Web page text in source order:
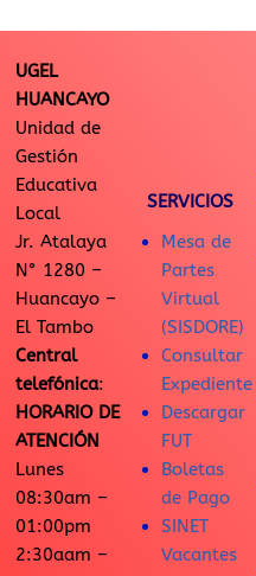
UGEL
HUANCAYO
Unidad de
Gestión
Educativa
Local
Jr. Atalaya
N° 1280 –
Huancayo –
El Tambo
Central
telefónica:
HORARIO DE
ATENCIÓN
Lunes
08:30am –
01:00pm
2:30aam –
SERVICIOS
Mesa de
Partes
Virtual
(SISDORE)
Consultar
Expediente
Descargar
FUT
Boletas
de Pago
SINET
Vacantes